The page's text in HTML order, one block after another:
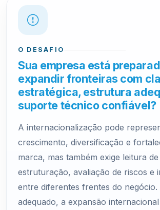
O DESAFIO
Sua empresa está
expandir fronteiras com
estratégica, estrutura
suporte técnico confiável?
A internacionalização pode
crescimento, diversificação e
marca, mas também exige leitura
estruturação, avaliação de riscos e
entre diferentes frentes do negócio.
adequado, a expansão